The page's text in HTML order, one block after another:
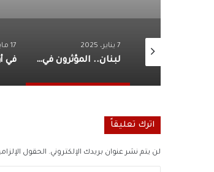
7 يناير، 2025
لبنان.. المؤثرون في انتخاب الرئيس
17 مايو، 2024
اترك تعليقاً
لن يتم نشر عنوان بريدك الإلكتروني. الحقول